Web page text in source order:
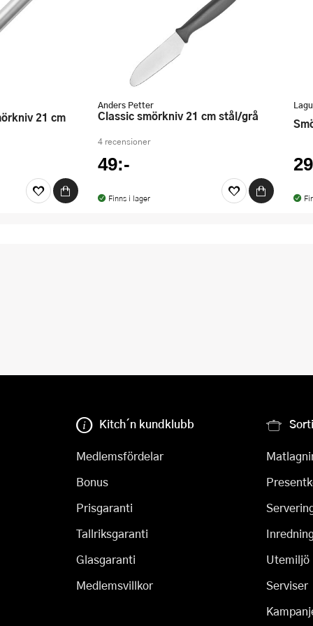
Anders Petter
Classic smörkniv 21 cm stål/grå
4 recensioner
49:-
Finns i lager
Kitch´n kundklubb
Medlemsfördelar
Bonus
Prisgaranti
Tallriksgaranti
Glasgaranti
Medlemsvillkor
Utemiljö
Serviser